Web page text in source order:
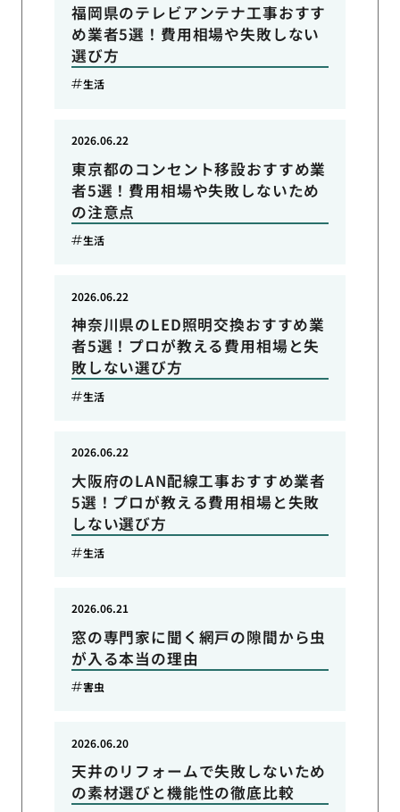
福岡県のテレビアンテナ工事おすす
め業者5選！費用相場や失敗しない
選び方
生活
東京都のコンセント移設おすすめ業
者5選！費用相場や失敗しないため
の注意点
2026.06.22
生活
神奈川県のLED照明交換おすすめ業
者5選！プロが教える費用相場と失
敗しない選び方
2026.06.22
生活
大阪府のLAN配線工事おすすめ業者
5選！プロが教える費用相場と失敗
しない選び方
2026.06.22
生活
窓の専門家に聞く網戸の隙間から虫
が入る本当の理由
2026.06.21
害虫
天井のリフォームで失敗しないため
の素材選びと機能性の徹底比較
2026.06.20